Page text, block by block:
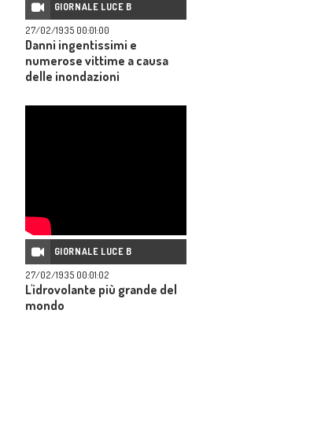
GIORNALE LUCE B
27/02/1935 00:01:00
Danni ingentissimi e
numerose vittime a causa
delle inondazioni
GIORNALE LUCE B
27/02/1935 00:01:02
L'idrovolante più grande del
mondo